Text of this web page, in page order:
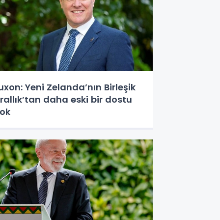
Yeni Zelanda’nın Birleşik
daha eski bir dostu